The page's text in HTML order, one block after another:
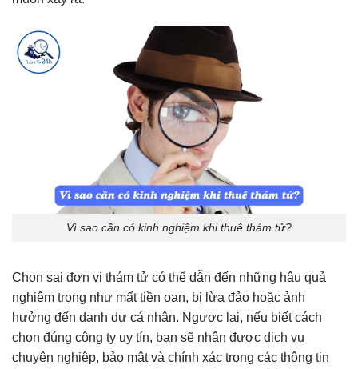
Vì sao cần có kinh nghiệm khi thuê thám tử?
Chọn sai đơn vị thám tử có thể dẫn đến những hậu quả
nghiêm trọng như mất tiền oan, bị lừa đảo hoặc ảnh
hưởng đến danh dự cá nhân. Ngược lại, nếu biết cách
chọn đúng công ty uy tín, bạn sẽ nhận được dịch vụ
chuyên nghiệp, bảo mật và chính xác trong các thông tin